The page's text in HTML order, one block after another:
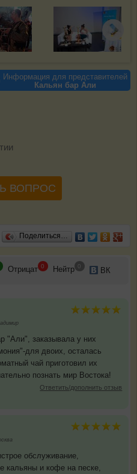
Информация для представителей
Кальян бар Али
ВОПРОС
Поделиться…
Отрицат 0 Нейтр 0 ВК
"Али", заказывала у них
для двоих, осталась
чай приготовил их
познать мир Востока!
Ответить/дополнить отзыв
обслуживание,
кальяны и кофе на песке,